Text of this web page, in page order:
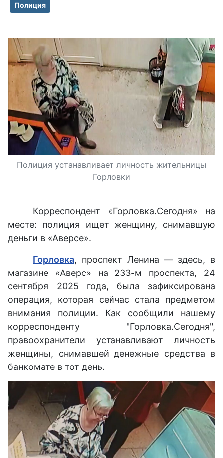
Полиция
Полиция устанавливает личность жительницы
Горловки
Корреспондент «Горловка.Сегодня» на
месте: полиция ищет женщину, снимавшую
деньги в «Аверсе».
Горловка, проспект Ленина — здесь, в
магазине «Аверс» на 233-м проспекта, 24
сентября 2025 года, была зафиксирована
операция, которая сейчас стала предметом
внимания полиции. Как сообщили нашему
корреспонденту "Горловка.Сегодня",
правоохранители устанавливают личность
женщины, снимавшей денежные средства в
банкомате в тот день.